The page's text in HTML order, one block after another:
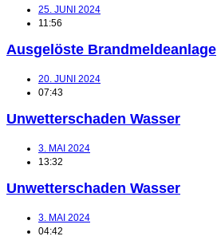
25. JUNI 2024
11:56
Ausgelöste Brandmeldeanlage
20. JUNI 2024
07:43
Unwetterschaden Wasser
3. MAI 2024
13:32
Unwetterschaden Wasser
3. MAI 2024
04:42